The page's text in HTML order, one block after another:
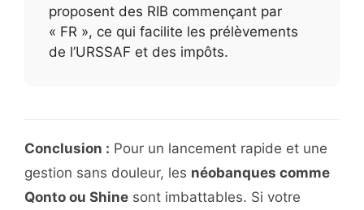
proposent des RIB commençant par
« FR », ce qui facilite les prélèvements
de l’URSSAF et des impôts.
Conclusion : Pour un lancement rapide et une
gestion sans douleur, les néobanques comme
Qonto ou Shine sont imbattables. Si votre